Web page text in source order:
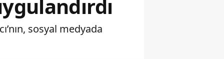
sosyal medyada